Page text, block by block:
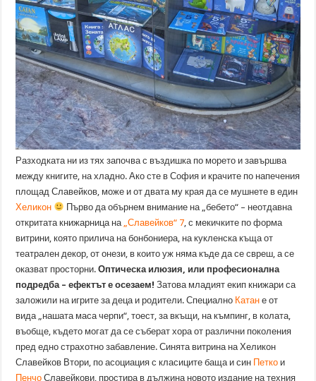
Разходката ни из тях започва с въздишка по морето и завършва
между книгите, на хладно. Ако сте в София и крачите по напечения
площад Славейков, може и от двата му края да се мушнете в един
Хеликон
Първо да обърнем внимание на „бебето“ – неотдавна
откритата книжарница на „Славейков“ 7, с мекичките по форма
витрини, която прилича на бонбониера, на кукленска къща от
театрален декор, от онези, в които уж няма къде да се свреш, а се
оказват просторни.Оптическа илюзия, или професионална
подредба – ефектът е осезаем! Затова младият екип книжари са
заложили на игрите за деца и родители. Специално Катан е от
вида „нашата маса черпи“, тоест, за вкъщи, на къмпинг, в колата,
въобще, където могат да се съберат хора от различни поколения
пред едно страхотно забавление. Синята витрина на Хеликон
Славейков Втори, по асоциация с класиците баща и син Петко и
Пенчо Славейкови, простира в дължина новото издание на техния